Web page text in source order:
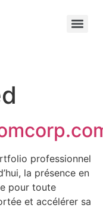
professionnel
la présence en
pour toute
et accélérer sa